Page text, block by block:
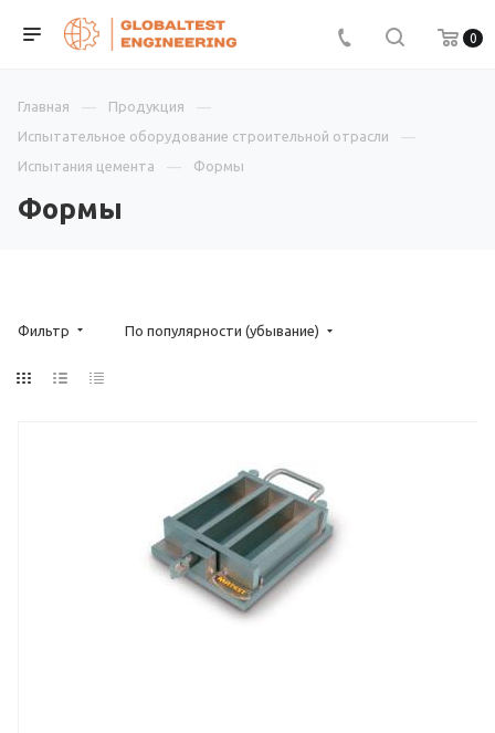
0
Главная
Продукция
Испытательное оборудование строительной отрасли
Испытания цемента
Формы
Формы
Фильтр По популярности (убывание)